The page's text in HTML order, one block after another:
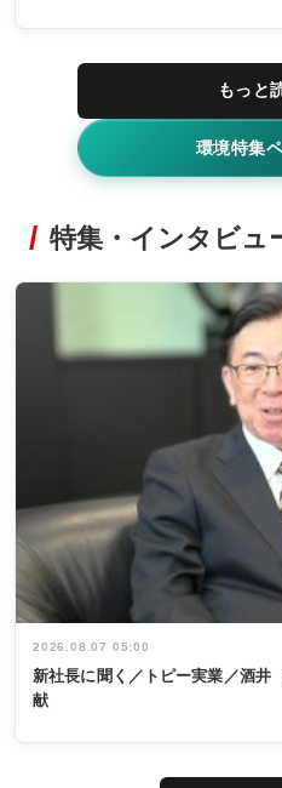
もっと
環境特集
特集・インタビュ
2026.08.07 05:00
新社長に聞く／トピー実業／酒
献